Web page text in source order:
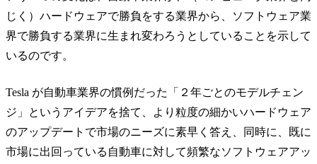
じく）ハードウェアで勝負をする業界から、ソフトウェア業
界で勝負する業界に生まれ変わろうとしていることを示して
いるのです。
Tesla が自動車業界の慣例だった「２年ごとのモデルチェン
ジ」というアイデアを捨て、より粒度の細かいハードウェア
のアップデートで市場のニーズに素早く答え、同時に、既に
市場に出回っている自動車に対して頻繁なソフトウェアアッ